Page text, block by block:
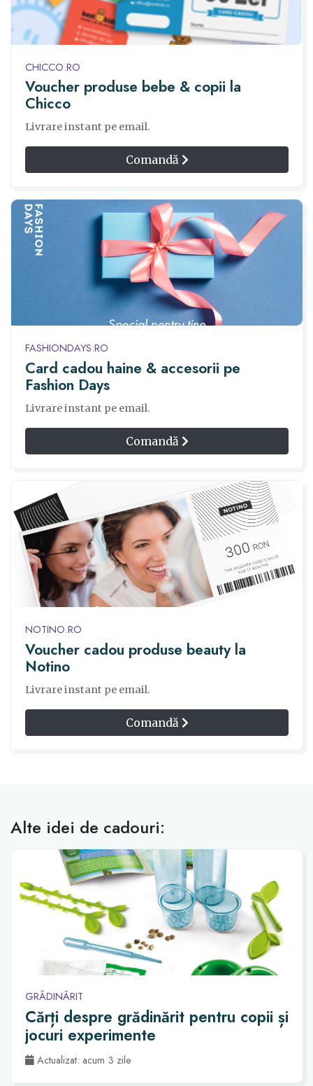
CHICCO.RO
Voucher produse bebe & copii la
Chicco
Livrare instant pe email.
Comandă
FASHIONDAYS.RO
Card cadou haine & accesorii pe
Fashion Days
Livrare instant pe email.
Comandă
NOTINO.RO
Voucher cadou produse beauty la
Notino
Livrare instant pe email.
Comandă
Alte idei de cadouri:
GRĂDINĂRIT
Cărți despre grădinărit pentru copii și
jocuri experimente
Actualizat: acum 3 zile